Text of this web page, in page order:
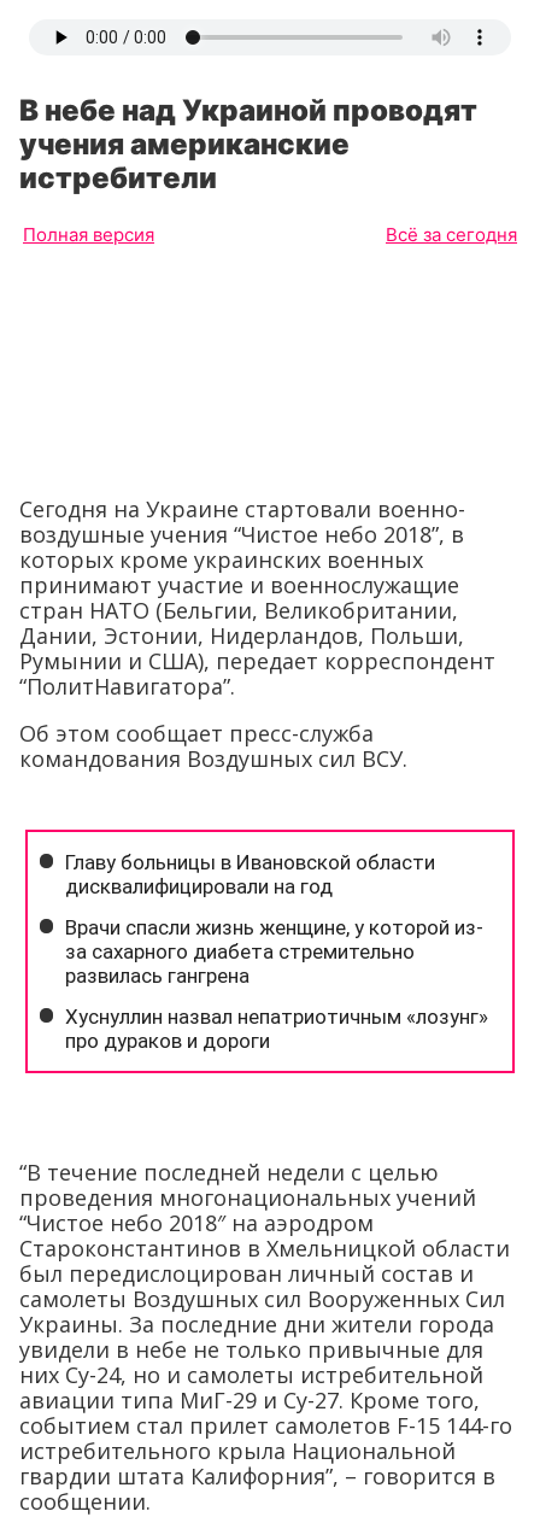
В небе над Украиной проводят
учения американские
истребители
Полная версия Всё за сегодня
Сегодня на Украине стартовали военно-
воздушные учения “Чистое небо 2018”, в
которых кроме украинских военных
принимают участие и военнослужащие
стран НАТО (Бельгии, Великобритании,
Дании, Эстонии, Нидерландов, Польши,
Румынии и США), передает корреспондент
“ПолитНавигатора”.
Об этом сообщает пресс-служба
командования Воздушных сил ВСУ.
“В течение последней недели с целью
проведения многонациональных учений
“Чистое небо 2018″ на аэродром
Староконстантинов в Хмельницкой области
был передислоцирован личный состав и
самолеты Воздушных сил Вооруженных Сил
Украины. За последние дни жители города
увидели в небе не только привычные для
них Су-24, но и самолеты истребительной
авиации типа МиГ-29 и Су-27. Кроме того,
событием стал прилет самолетов F-15 144-го
истребительного крыла Национальной
гвардии штата Калифорния”, – говорится в
сообщении.